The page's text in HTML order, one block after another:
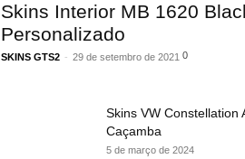
Skins Interior MB 1620
Personalizado
SKINS GTS2 - 29 de setembro de 2021 0
Skins VW Constellation
Caçamba
5 de março de 2024